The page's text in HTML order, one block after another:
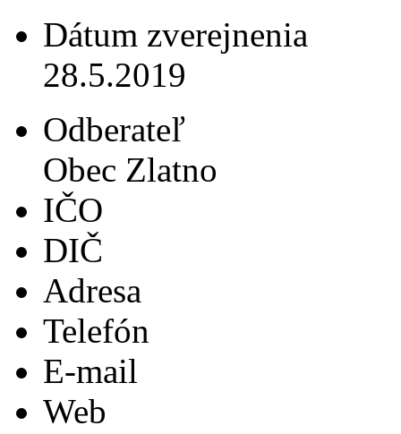
Dátum zverejnenia
28.5.2019
Odberateľ
Obec Zlatno
IČO
DIČ
Adresa
Telefón
E-mail
Web